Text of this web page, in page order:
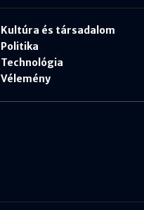
Kultúra és társadalom
Politika
Technológia
Vélemény